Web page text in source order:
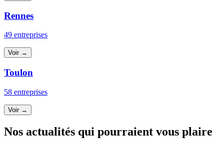
Rennes
49 entreprises
Voir →
Toulon
58 entreprises
Voir →
Nos actualités qui pourraient vous plaire